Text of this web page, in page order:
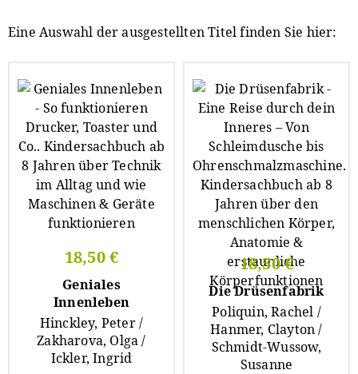
Eine Auswahl der ausgestellten Titel finden Sie hier:
18,50 €
Geniales
Innenleben
Hinckley, Peter /
Zakharova, Olga /
Ickler, Ingrid
18,50 €
Die Drüsenfabrik
Poliquin, Rachel /
Hanmer, Clayton /
Schmidt-Wussow,
Susanne